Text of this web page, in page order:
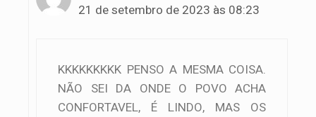
21 de setembro de 2023 às 08:23
KKKKKKKKK PENSO A MESMA COISA.
NÃO SEI DA ONDE O POVO ACHA
CONFORTAVEL, É LINDO, MAS OS